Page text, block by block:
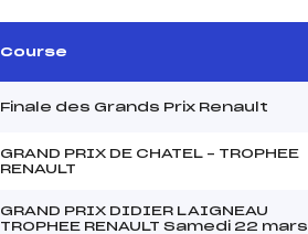
Course
Finale des Grands Prix Renault
GRAND PRIX DE CHATEL – TROPHEE
RENAULT
GRAND PRIX DIDIER LAIGNEAU
TROPHEE RENAULT Samedi 22 mars